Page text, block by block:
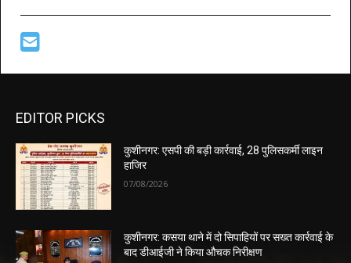
EDITOR PICKS
कुशीनगर: एसपी की बड़ी कार्रवाई, 28 पुलिसकर्मी लाइन
हाजिर
07/08/2026
कुशीनगर: कसया थाने में दो सिपाहियों पर सख्त कार्रवाई के
बाद डीआईजी ने किया औचक निरीक्षण